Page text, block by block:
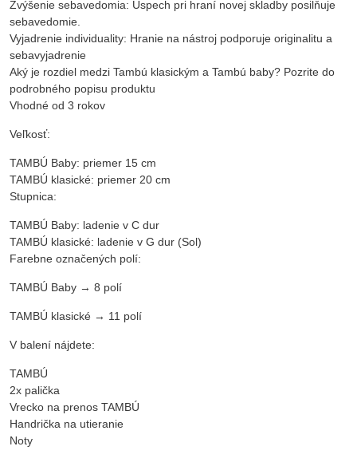
Zvýšenie sebavedomia: Úspech pri hraní novej skladby posilňuje
sebavedomie.
Vyjadrenie individuality: Hranie na nástroj podporuje originalitu a
sebavyjadrenie
Aký je rozdiel medzi Tambú klasickým a Tambú baby? Pozrite do
podrobného popisu produktu
Vhodné od 3 rokov
Veľkosť:
TAMBÚ Baby: priemer 15 cm
TAMBÚ klasické: priemer 20 cm
Stupnica:
TAMBÚ Baby: ladenie v C dur
TAMBÚ klasické: ladenie v G dur (Sol)
Farebne označených polí:
TAMBÚ Baby → 8 polí
TAMBÚ klasické → 11 polí
V balení nájdete:
TAMBÚ
2x palička
Vrecko na prenos TAMBÚ
Handrička na utieranie
Noty